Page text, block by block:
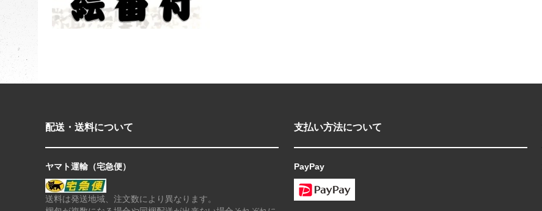
配送・送料について
ヤマト運輸（宅急便）
送料は発送地域、注文数により異なります。
支払い方法について
PayPay